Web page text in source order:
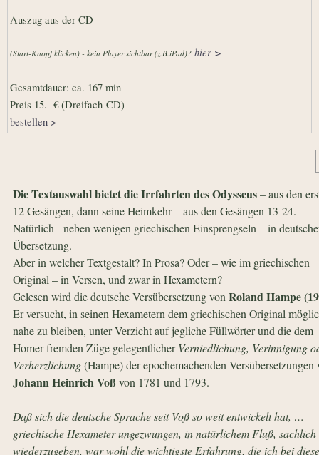
Auszug aus der CD
(Start-Knopf klicken) - kein Player sichtbar (z.B.iPad)? hier >
Gesamtdauer: ca. 167 min
Preis 15.- € (Dreifach-CD)
bestellen >
Die Textauswahl bietet die Irrfahrten des Odysseus– aus den
12 Gesängen, dann seine Heimkehr – aus den Gesängen 13-24.
Natürlich - neben wenigen griechischen Einsprengseln – in
Übersetzung.
Aber in welcher Textgestalt? In Prosa? Oder – wie im griechischen
Original – in Versen, und zwar in Hexametern?
Gelesen wird die deutsche Versübersetzung von Roland Hampe
Er versucht, in seinen Hexametern dem griechischen Original
nahe zu bleiben, unter Verzicht auf jegliche Füllwörter und die dem
Homer fremden Züge gelegentlicherVerniedlichung, Verinnigung
Verherzlichung(Hampe) der epochemachenden Versübersetzungen
Johann Heinrich Voßvon 1781 und 1793.
Daß sich die deutsche Sprache seit Voß so weit entwickelt hat, …
griechische Hexameter ungezwungen, in natürlichem Fluß, sachlich
wiederzugeben, war wohl die wichtigste Erfahrung, die ich bei